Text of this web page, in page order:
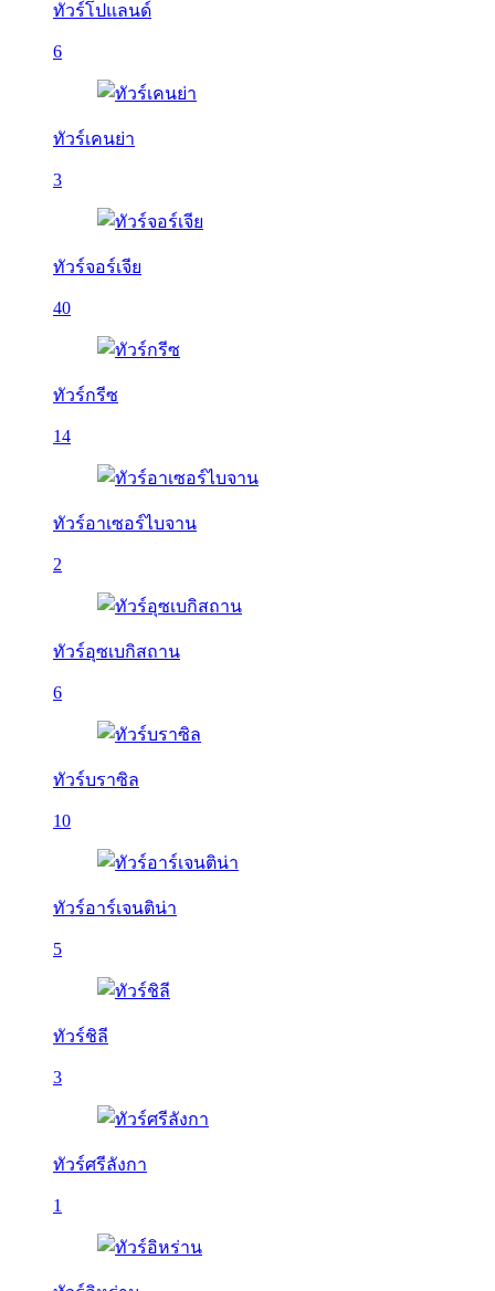
ทัวร์โปแลนด์
6
ทัวร์เคนย่า
3
ทัวร์จอร์เจีย
40
ทัวร์กรีซ
14
ทัวร์อาเซอร์ไบจาน
2
ทัวร์อุซเบกิสถาน
6
ทัวร์บราซิล
10
ทัวร์อาร์เจนติน่า
5
ทัวร์ชิลี
3
ทัวร์ศรีลังกา
1